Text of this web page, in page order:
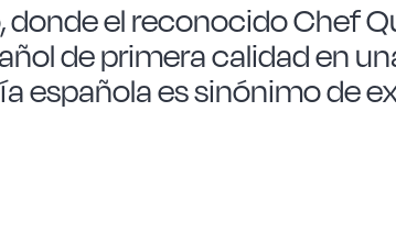
el reconocido Chef
de primera calidad en
española es sinónimo de